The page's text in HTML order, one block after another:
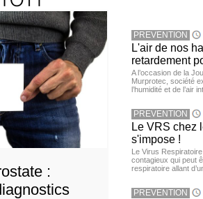
:
PREVENTION
L'air de nos
retardement
A l’occasion de la
Murprotec, société
l’humidité et de l’air
PREVENTION
Le VRS chez
s'impose !
Le Virus
contagieux qui peut
respiratoire allant
PREVENTION